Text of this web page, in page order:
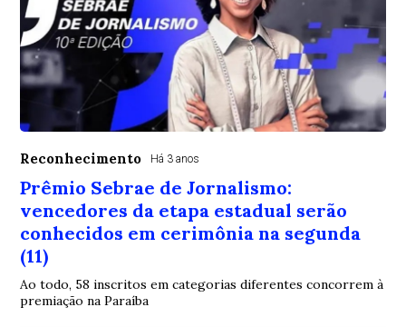
Reconhecimento Há 3 anos
Prêmio Sebrae de Jornalismo:
vencedores da etapa estadual serão
conhecidos em cerimônia na segunda
(11)
Ao todo, 58 inscritos em categorias diferentes concorrem à
premiação na Paraíba